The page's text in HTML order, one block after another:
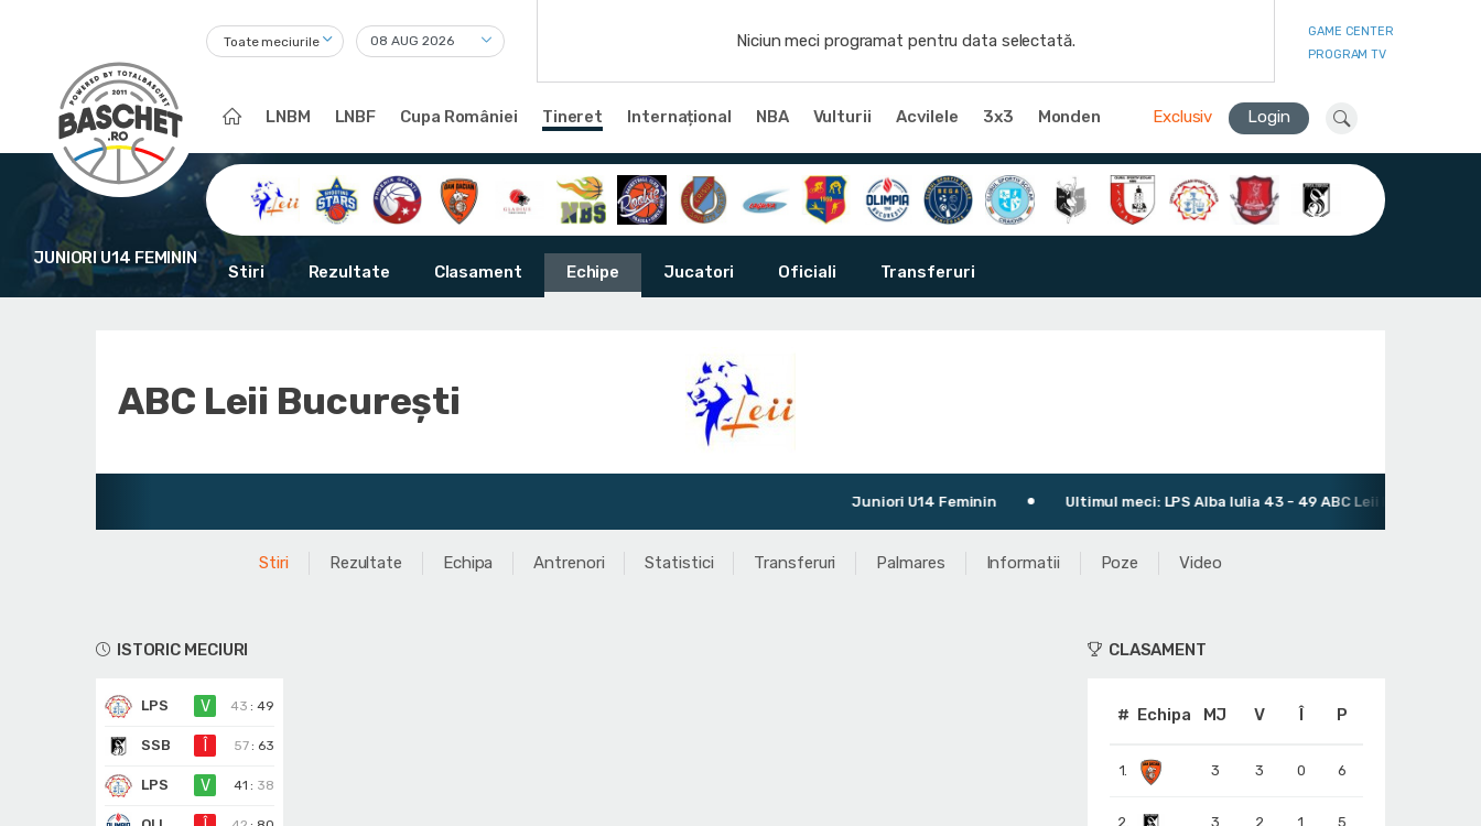
Toate meciurile Niciun meci programat pentru data selectată.
GAME CENTER
PROGRAM TV
LNBM LNBF Cupa României Tineret Internațional NBA Vulturii Acvilele 3x3 Monden Exclusiv Login
JUNIORI U14 FEMININ
Stiri Rezultate Clasament Echipe Jucatori Oficiali Transferuri
ABC Leii București
Juniori U14 Feminin Ultimul meci: LPS Alba Iulia 43 - 49 ABC Leii București
Stiri Rezultate Echipa Antrenori Statistici Transferuri Palmares Informatii Poze Video
ISTORIC MECIURI
LPS V 43 :49
SSB 57 : 63
LPS V 41 : 38
CLASAMENT
# Echipa MJ V Î P
1. 3 3 0 6
2. 3 2 1 5